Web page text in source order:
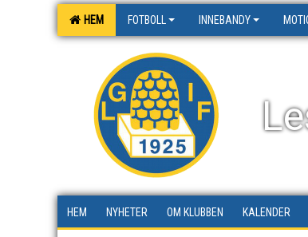
HEM FOTBOLL INNEBANDY
HEM NYHETER OM KLUBBEN KALENDER